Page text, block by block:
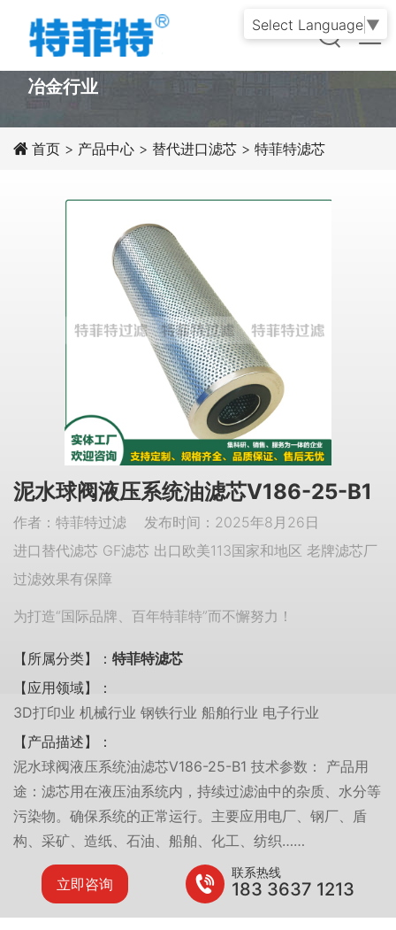
PRODUCT
冶金行业
首页 > 产品中心 > 替代进口滤芯 > 特菲特滤芯
泥水球阀液压系统油滤芯V186-25-B1
作者：特菲特过滤 发布时间：2025年8月26日
进口替代滤芯 GF滤芯 出口欧美113国家和地区 老牌滤芯厂
过滤效果有保障
为打造“国际品牌、百年特菲特”而不懈努力！
【所属分类】： 特菲特滤芯
【应用领域】：
3D打印业 机械行业 钢铁行业 船舶行业 电子行业
【产品描述】：
泥水球阀液压系统油滤芯V186-25-B1 技术参数： 产品用
途：滤芯用在液压油系统内，持续过滤油中的杂质、水分等
污染物。确保系统的正常运行。主要应用电厂、钢厂、盾
构、采矿、造纸、石油、船舶、化工、纺织……
立即咨询
联系热线
183 3637 1213
Select Language ▼